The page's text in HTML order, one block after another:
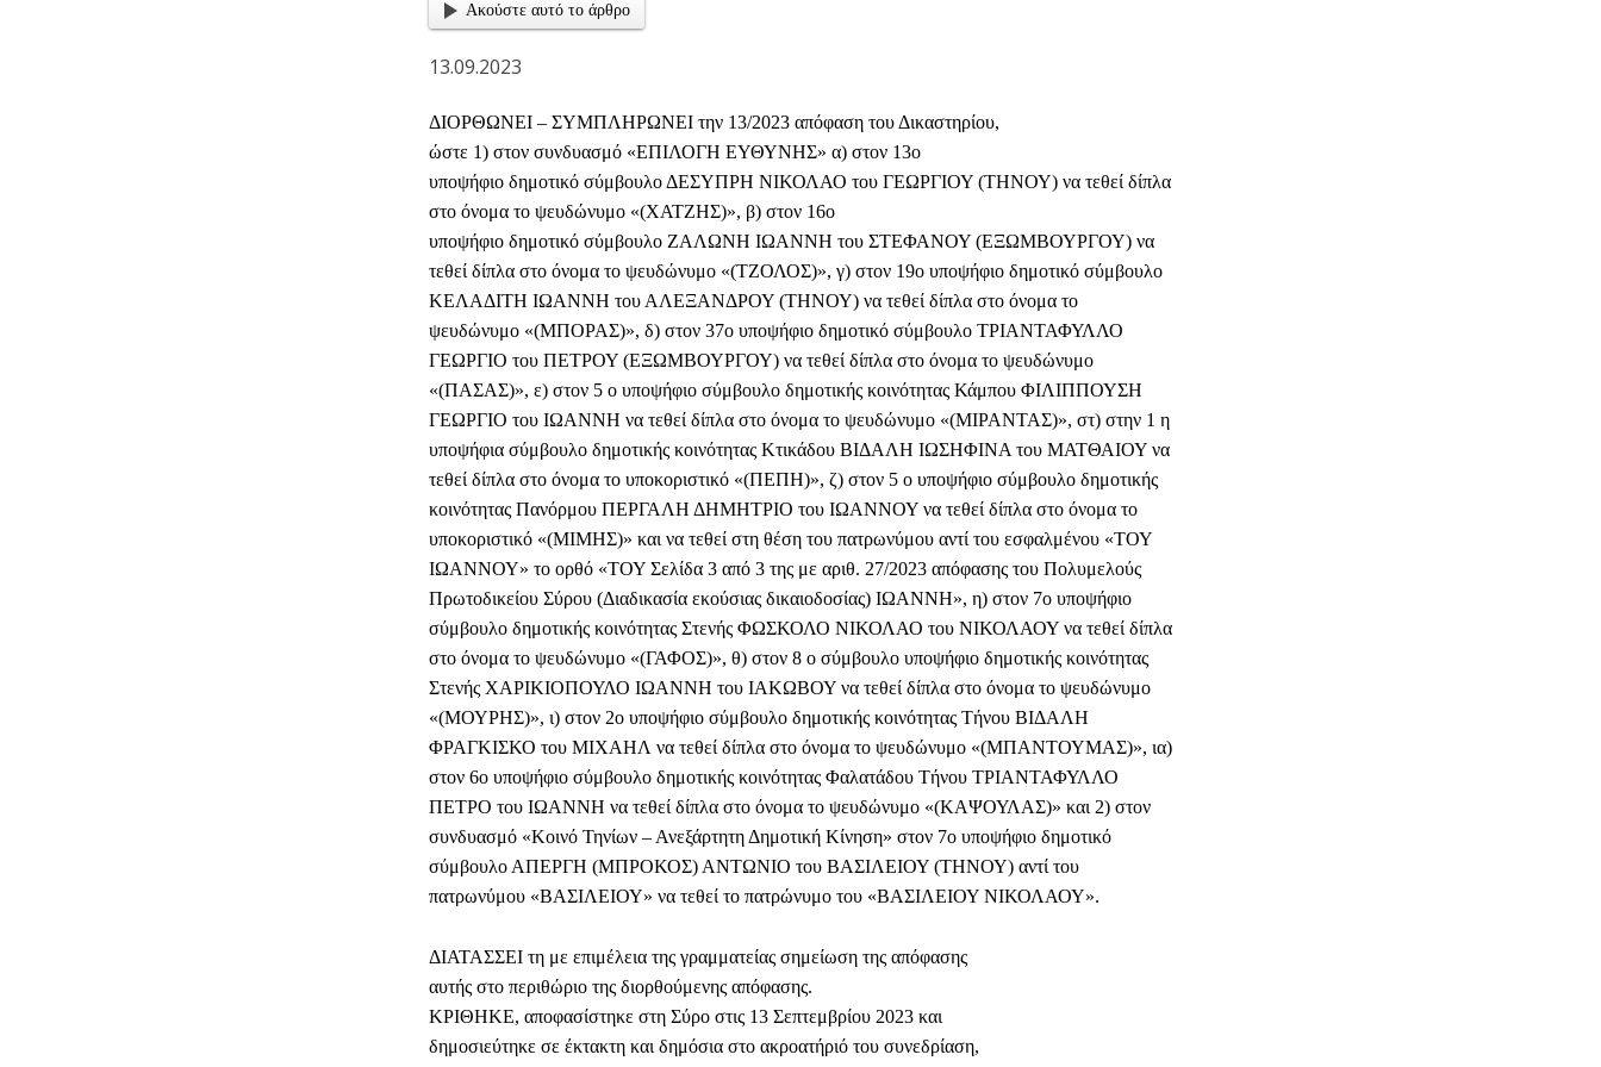
Ακούστε αυτό το άρθρο
13.09.2023
ΔΙΟΡΘΩΝΕΙ – ΣΥΜΠΛΗΡΩΝΕΙ την 13/2023 απόφαση του Δικαστηρίου,
ώστε 1) στον συνδυασμό «ΕΠΙΛΟΓΗ ΕΥΘΥΝΗΣ» α) στον 13ο
υποψήφιο δημοτικό σύμβουλο ΔΕΣΥΠΡΗ ΝΙΚΟΛΑΟ του ΓΕΩΡΓΙΟΥ (ΤΗΝΟΥ) να τεθεί δίπλα
στο όνομα το ψευδώνυμο «(ΧΑΤΖΗΣ)», β) στον 16ο
υποψήφιο δημοτικό σύμβουλο ΖΑΛΩΝΗ ΙΩΑΝΝΗ του ΣΤΕΦΑΝΟΥ (ΕΞΩΜΒΟΥΡΓΟΥ) να
τεθεί δίπλα στο όνομα το ψευδώνυμο «(ΤΖΟΛΟΣ)», γ) στον 19ο υποψήφιο δημοτικό σύμβουλο
ΚΕΛΑΔΙΤΗ ΙΩΑΝΝΗ του ΑΛΕΞΑΝΔΡΟΥ (ΤΗΝΟΥ) να τεθεί δίπλα στο όνομα το
ψευδώνυμο «(ΜΠΟΡΑΣ)», δ) στον 37ο υποψήφιο δημοτικό σύμβουλο ΤΡΙΑΝΤΑΦΥΛΛΟ
ΓΕΩΡΓΙΟ του ΠΕΤΡΟΥ (ΕΞΩΜΒΟΥΡΓΟΥ) να τεθεί δίπλα στο όνομα το ψευδώνυμο
«(ΠΑΣΑΣ)», ε) στον 5 ο υποψήφιο σύμβουλο δημοτικής κοινότητας Κάμπου ΦΙΛΙΠΠΟΥΣΗ
ΓΕΩΡΓΙΟ του ΙΩΑΝΝΗ να τεθεί δίπλα στο όνομα το ψευδώνυμο «(ΜΙΡΑΝΤΑΣ)», στ) στην 1 η
υποψήφια σύμβουλο δημοτικής κοινότητας Κτικάδου ΒΙΔΑΛΗ ΙΩΣΗΦΙΝΑ του ΜΑΤΘΑΙΟΥ να
τεθεί δίπλα στο όνομα το υποκοριστικό «(ΠΕΠΗ)», ζ) στον 5 ο υποψήφιο σύμβουλο δημοτικής
κοινότητας Πανόρμου ΠΕΡΓΑΛΗ ΔΗΜΗΤΡΙΟ του ΙΩΑΝΝΟΥ να τεθεί δίπλα στο όνομα το
υποκοριστικό «(ΜΙΜΗΣ)» και να τεθεί στη θέση του πατρωνύμου αντί του εσφαλμένου «ΤΟΥ
ΙΩΑΝΝΟΥ» το ορθό «ΤΟΥ Σελίδα 3 από 3 της με αριθ. 27/2023 απόφασης του Πολυμελούς
Πρωτοδικείου Σύρου (Διαδικασία εκούσιας δικαιοδοσίας) ΙΩΑΝΝΗ», η) στον 7ο υποψήφιο
σύμβουλο δημοτικής κοινότητας Στενής ΦΩΣΚΟΛΟ ΝΙΚΟΛΑΟ του ΝΙΚΟΛΑΟΥ να τεθεί δίπλα
στο όνομα το ψευδώνυμο «(ΓΑΦΟΣ)», θ) στον 8 ο σύμβουλο υποψήφιο δημοτικής κοινότητας
Στενής ΧΑΡΙΚΙΟΠΟΥΛΟ ΙΩΑΝΝΗ του ΙΑΚΩΒΟΥ να τεθεί δίπλα στο όνομα το ψευδώνυμο
«(ΜΟΥΡΗΣ)», ι) στον 2ο υποψήφιο σύμβουλο δημοτικής κοινότητας Τήνου ΒΙΔΑΛΗ
ΦΡΑΓΚΙΣΚΟ του ΜΙΧΑΗΛ να τεθεί δίπλα στο όνομα το ψευδώνυμο «(ΜΠΑΝΤΟΥΜΑΣ)», ια)
στον 6ο υποψήφιο σύμβουλο δημοτικής κοινότητας Φαλατάδου Τήνου ΤΡΙΑΝΤΑΦΥΛΛΟ
ΠΕΤΡΟ του ΙΩΑΝΝΗ να τεθεί δίπλα στο όνομα το ψευδώνυμο «(ΚΑΨΟΥΛΑΣ)» και 2) στον
συνδυασμό «Κοινό Τηνίων – Ανεξάρτητη Δημοτική Κίνηση» στον 7ο υποψήφιο δημοτικό
σύμβουλο ΑΠΕΡΓΗ (ΜΠΡΟΚΟΣ) ΑΝΤΩΝΙΟ του ΒΑΣΙΛΕΙΟΥ (ΤΗΝΟΥ) αντί του
πατρωνύμου «ΒΑΣΙΛΕΙΟΥ» να τεθεί το πατρώνυμο του «ΒΑΣΙΛΕΙΟΥ ΝΙΚΟΛΑΟΥ».
ΔΙΑΤΑΣΣΕΙ τη με επιμέλεια της γραμματείας σημείωση της απόφασης
αυτής στο περιθώριο της διορθούμενης απόφασης.
ΚΡΙΘΗΚΕ, αποφασίστηκε στη Σύρο στις 13 Σεπτεμβρίου 2023 και
δημοσιεύτηκε σε έκτακτη και δημόσια στο ακροατήριό του συνεδρίαση,